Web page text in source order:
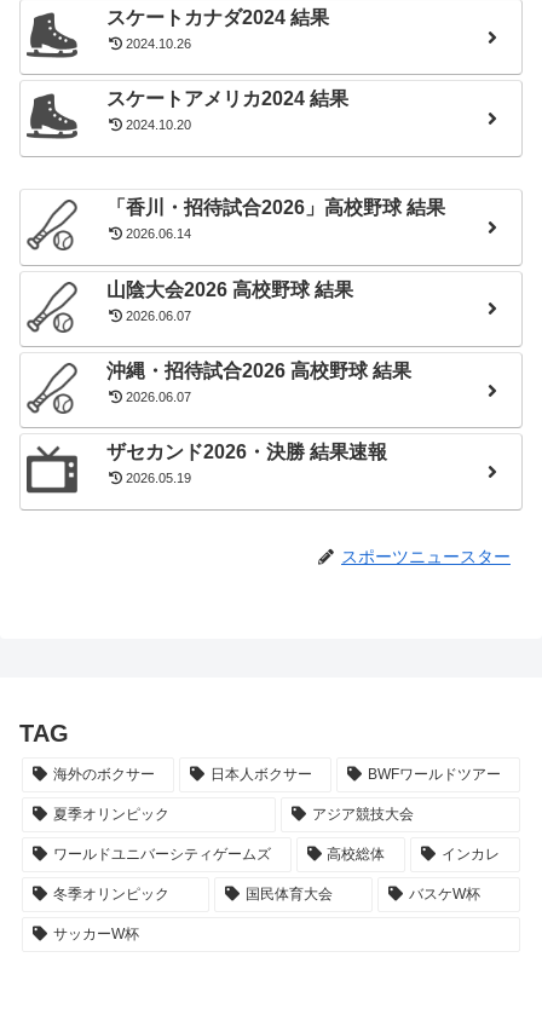
スケートカナダ2024 結果
2024.10.26
スケートアメリカ2024 結果
2024.10.20
「香川・招待試合2026」高校野球 結果
2026.06.14
山陰大会2026 高校野球 結果
2026.06.07
沖縄・招待試合2026 高校野球 結果
2026.06.07
ザセカンド2026・決勝 結果速報
2026.05.19
スポーツニュースター
TAG
海外のボクサー 日本人ボクサー BWFワールドツアー
夏季オリンピック アジア競技大会
ワールドユニバーシティゲームズ 高校総体 インカレ
冬季オリンピック 国民体育大会 バスケW杯
サッカーW杯